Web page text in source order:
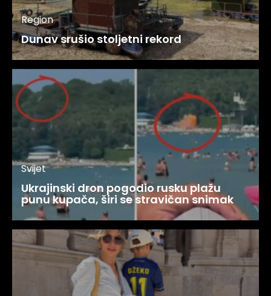
Region
Dunav srušio stoljetni rekord
Svijet
Ukrajinski dron pogodio rusku plažu
punu kupača, širi se stravičan snimak